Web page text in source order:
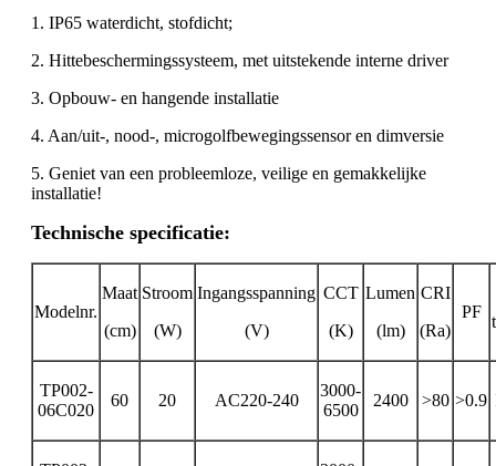
1. IP65 waterdicht, stofdicht;
2. Hittebeschermingssysteem, met uitstekende interne driver
3. Opbouw- en hangende installatie
4. Aan/uit-, nood-, microgolfbewegingssensor en dimversie
5. Geniet van een probleemloze, veilige en gemakkelijke
installatie!
Technische specificatie:
Modelnr.
Maat
(cm)
Stroom
(W)
Ingangsspanning
(V)
CCT
(K)
Lumen
(lm)
CRI
(Ra)
PF
TP002-
06C020
60 20 AC220-240
3000-
6500
2400 >80 >0.9